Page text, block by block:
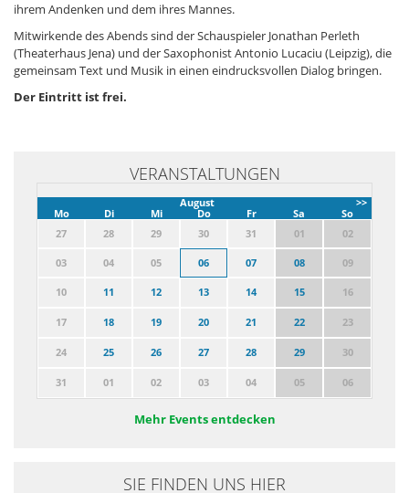
ihrem Andenken und dem ihres Mannes.
Mitwirkende des Abends sind der Schauspieler Jonathan Perleth
(Theaterhaus Jena) und der Saxophonist Antonio Lucaciu (Leipzig), die
gemeinsam Text und Musik in einen eindrucksvollen Dialog bringen.
Der Eintritt ist frei.
VERANSTALTUNGEN
>>
August
Mo
Di Mi Do Fr Sa
So
27
28 29 30 31 01 02
03 04 05 06 07 08 09
10 11 12 13 14 15 16
17 18 19 20 21 22 23
24 25 26 27 28 29 30
31 01 02 03 04 05 06
Mehr Events entdecken
SIE FINDEN UNS HIER